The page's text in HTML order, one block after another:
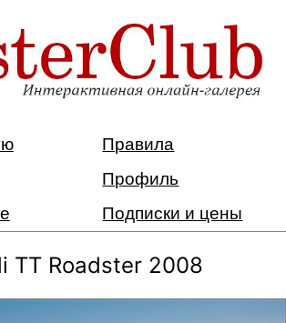
Правила
Профиль
Подписки и цены
TT Roadster 2008